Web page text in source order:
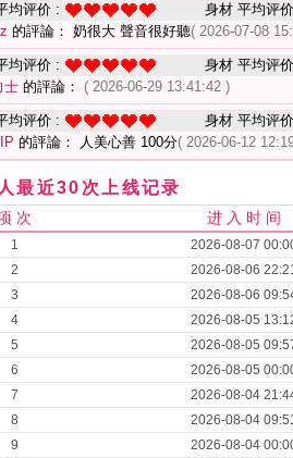
均评价 : 身材 平均评
的評論： 奶很大 聲音很好聽( 2026-07-08
均评价 : 身材 平均评
士 的評論： ( 2026-06-29 13:41:42 )
均评价 : 身材 平均评
的評論： 人美心善 100分( 2026-06-12
最近30次上线记录
次 进 入 时 间
1 2026-08-07
2
2026-08-06
3
2026-08-06
4
2026-08-05
5
2026-08-05
6
2026-08-05
7
2026-08-04
8
2026-08-04
9
2026-08-04